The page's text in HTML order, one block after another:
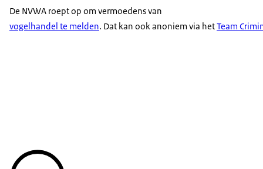
De NVWA roept op om vermoedens van
vogelhandel te melden. Dat kan ook anoniem via hetTeam